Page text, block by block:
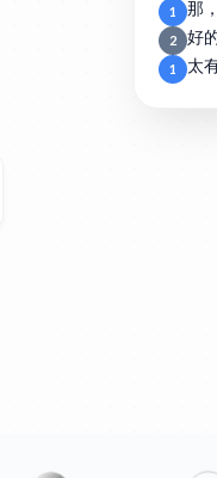
1 那
2 好
1 太